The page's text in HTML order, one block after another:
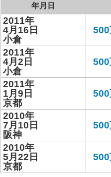
年月日
2011年
4月16日
小倉
2011年
4月2日
小倉
2011年
1月9日
京都
2010年
7月10日
阪神
2010年
5月22日
京都